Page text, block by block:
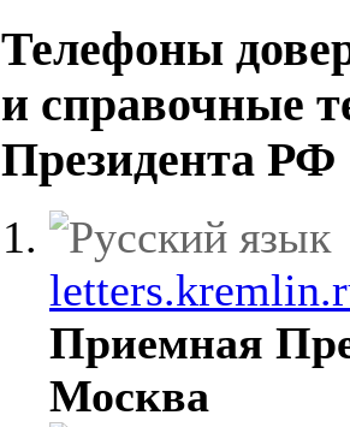
Телефоны
и справочные
Президента РФ
Приемная
Москва